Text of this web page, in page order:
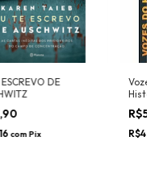
DE
com Pix
Vozes